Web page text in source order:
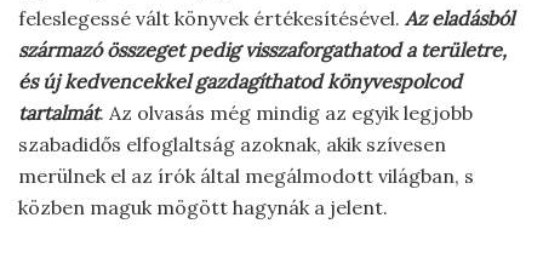
feleslegessé vált könyvek értékesítésével. Az eladásból
származó összeget pedig visszaforgathatod a területre,
és új kedvencekkel gazdagíthatod könyvespolcod
tartalmát. Az olvasás még mindig az egyik legjobb
szabadidős elfoglaltság azoknak, akik szívesen
merülnek el az írók által megálmodott világban, s
közben maguk mögött hagynák a jelent.